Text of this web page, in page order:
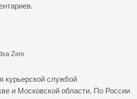
Zero
курьерской службой
и Московской области. По России